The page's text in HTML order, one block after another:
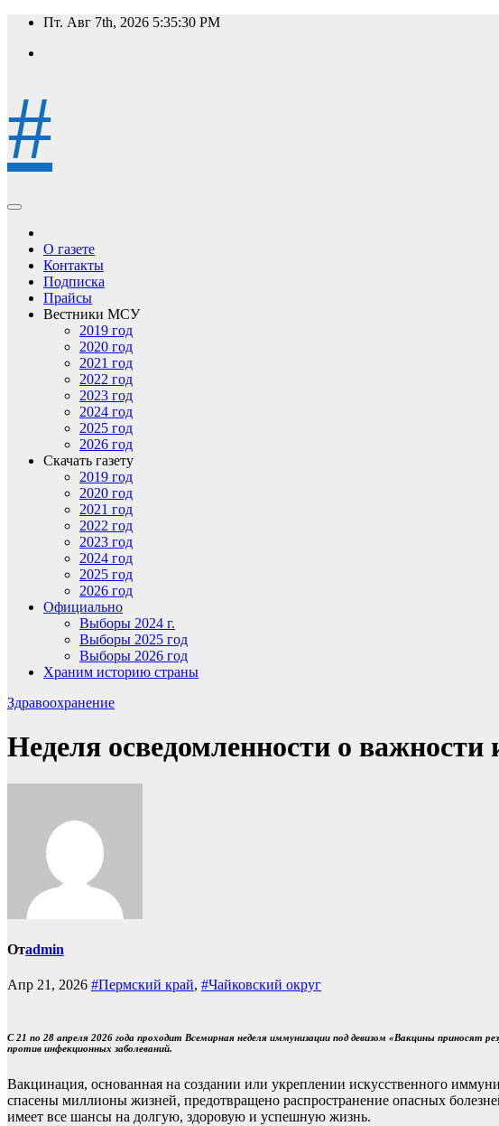
Перейти
содержимому
Пт. Авг 7th, 2026 5:35:31 PM
#
О газете
Контакты
Подписка
Прайсы
Вестники МСУ
2019 год
2020 год
2021 год
2022 год
2023 год
2024 год
2025 год
2026 год
Скачать газету
2019 год
2020 год
2021 год
2022 год
2023 год
2024 год
2025 год
2026 год
Официально
Выборы 2024 г.
Выборы 2025 год
Выборы 2026 год
Храним историю страны
Здравоохранение
Неделя осведомленности о
Отadmin
Апр 21, 2026 #Пермский край, #Чайковский округ
С 21 по 28 апреля 2026 года проходит Всемирная неделя иммунизации под девизом «Вакцины
против инфекционных заболеваний.
Вакцинация, основанная на создании или укреплении искусственного
спасены миллионы жизней, предотвращено распространение опасных
имеет все шансы на долгую, здоровую и успешную жизнь.